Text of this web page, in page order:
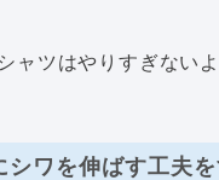
ャツはやりすぎない
シワを伸ばす工夫